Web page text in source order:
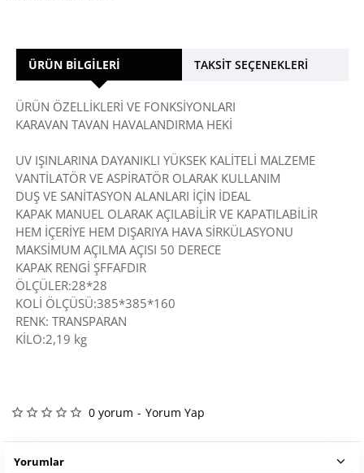
0 yorum - Yorum Yap
ÜRÜN BILGILERI TAKSIT SEÇENEKLERI
ÜRÜN ÖZELLİKLERİ VE FONKSİYONLARI
KARAVAN TAVAN HAVALANDIRMA HEKİ
UV IŞINLARINA DAYANIKLI YÜKSEK KALİTELİ MALZEME
VANTİLATÖR VE ASPİRATÖR OLARAK KULLANIM
DUŞ VE SANİTASYON ALANLARI İÇİN İDEAL
KAPAK MANUEL OLARAK AÇILABİLİR VE KAPATILABİLİR
HEM İÇERİYE HEM DIŞARIYA HAVA SİRKÜLASYONU
MAKSİMUM AÇILMA AÇISI 50 DERECE
KAPAK RENGİ ŞFFAFDIR
ÖLÇÜLER:28*28
KOLİ ÖLÇÜSÜ:385*385*160
RENK: TRANSPARAN
KİLO:2,19 kg
Yorumlar